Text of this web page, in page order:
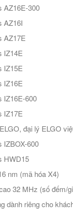
AZ16E-300
AZ16I
AZ17E
IZ14E
IZ15E
IZ16E
IZ16E-600
IZ17E
đại lý ELGO
IZBOX-600
HWD15
nm (mã hóa X4)
32 MHz (số đếm/
dành riêng cho